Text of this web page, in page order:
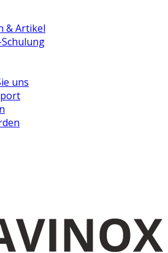
& Artikel
uns